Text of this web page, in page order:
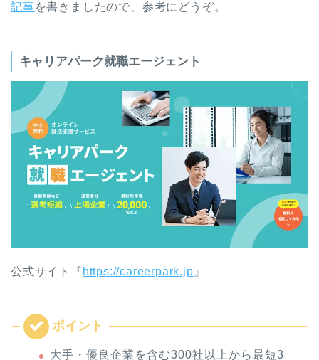
記事を書きましたので、参考にどうぞ。
キャリアパーク就職エージェント
公式サイト『 https://careerpark.jp 』
大手・優良企業を含む300社以上から最短3